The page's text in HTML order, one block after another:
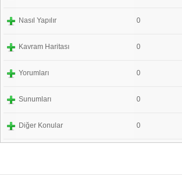
Nasıl Yapılır 0
Kavram Haritası 0
Yorumları 0
Sunumları 0
Diğer Konular 0